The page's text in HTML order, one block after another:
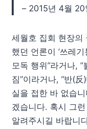
– 2015년 4월 20
세월호 집회 현장의
했던 언론이 ‘쓰레
모독 행위”라거나,
짐”이라거나, “반(
실을 접한 바 없습
겠습니다. 혹시 그
알려주시길 바랍니